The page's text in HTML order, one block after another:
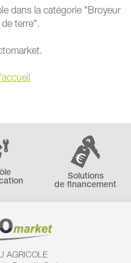
dans la catégorie "Broyeur
terre".
Solutions
de financement
AGRICOLE